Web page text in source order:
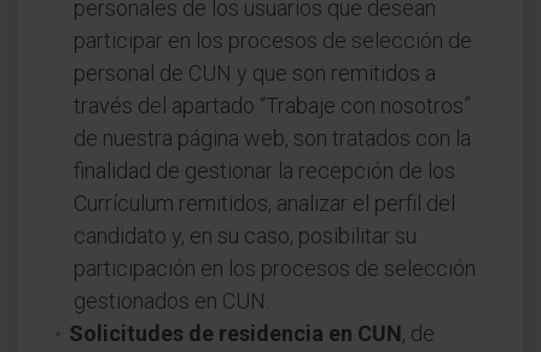
personales de los usuarios que desean
participar en los procesos de selección de
personal de CUN y que son remitidos a
través del apartado “Trabaje con nosotros”
de nuestra página web, son tratados con la
finalidad de gestionar la recepción de los
Currículum remitidos, analizar el perfil del
candidato y, en su caso, posibilitar su
participación en los procesos de selección
gestionados en CUN.
Solicitudes de residencia en CUN, de